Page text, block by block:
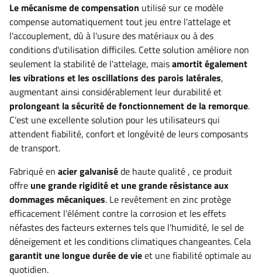
Le mécanisme de compensation utilisé sur ce modèle
compense automatiquement tout jeu entre l'attelage et
l'accouplement, dû à l'usure des matériaux ou à des
conditions d'utilisation difficiles. Cette solution améliore non
seulement la stabilité de l'attelage, maisamortit également
les vibrations et les oscillations des parois latérales,
augmentant ainsi considérablement leur durabilité et
prolongeant la sécurité de fonctionnement de la remorque.
C'est une excellente solution pour les utilisateurs qui
attendent fiabilité, confort et longévité de leurs composants
de transport.
Fabriqué en acier galvaniséde haute qualité, ce produit
offre une grande rigidité et une grande résistance aux
dommages mécaniques. Le revêtement en zinc protège
efficacement l'élément contre la corrosion et les effets
néfastes des facteurs externes tels que l'humidité, le sel de
déneigement et les conditions climatiques changeantes. Cela
garantit une longue durée de vieet une fiabilité optimale au
quotidien.